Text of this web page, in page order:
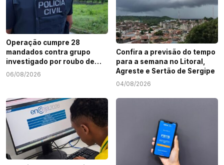
Operação cumpre 28
mandados contra grupo
investigado por roubo de
cargas e tráfico de drogas
06/08/2026
Confira a previsão do tempo
para a semana no Litoral,
Agreste e Sertão de Sergipe
04/08/2026